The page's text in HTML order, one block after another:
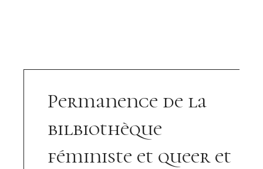
Permanence de la
bilbiothèque
féministe et queer et